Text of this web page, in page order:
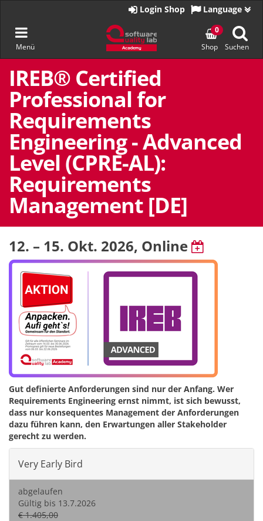
Zum
Inhalt
springen
Navigation
umschalten
Menü
Startseite
Language
Login Shop
Shop
0
Suchen
IREB® Certified
Professional for
Requirements
Engineering - Advanced
Level (CPRE-AL):
Requirements
Management [DE]
12. – 15. Okt. 2026, Online
Gut definierte Anforderungen sind nur der Anfang. Wer
Requirements Engineering ernst nimmt, ist sich bewusst,
dass nur konsequentes Management der Anforderungen
dazu führen kann, den Erwartungen aller Stakeholder
gerecht zu werden.
Very Early Bird
abgelaufen
Gültig bis 13.7.2026
€ 1.405,00